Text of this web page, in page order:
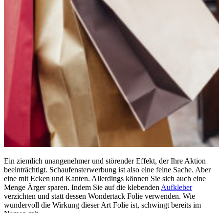
Ein ziemlich unangenehmer und störender Effekt, der Ihre Aktion
beeinträchtigt. Schaufensterwerbung ist also eine feine Sache. Aber
eine mit Ecken und Kanten. Allerdings können Sie sich auch eine
Menge Ärger sparen. Indem Sie auf die klebendenAufkleber
verzichten und statt dessen Wondertack Folie verwenden. Wie
wundervoll die Wirkung dieser Art Folie ist, schwingt bereits im